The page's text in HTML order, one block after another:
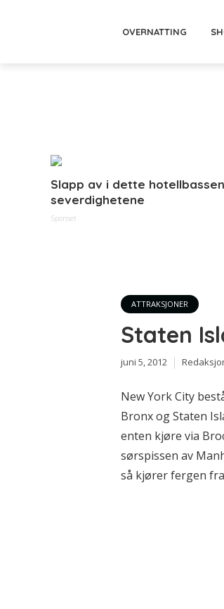
OVERNATTING
Slapp av i dette
severdighetene
Sponset
ATTRAKSJONER
Staten
juni 5, 2012
New York City
Bronx og Staten
enten kjøre via
sørspissen av
så kjører fergen